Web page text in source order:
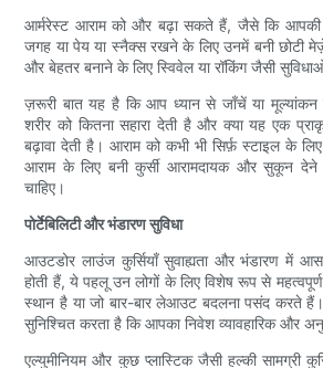
आर्मरेस्ट आराम को और बढ़ा सकते हैं, जैसे कि आपकी
जगह या पेय या स्नैक्स रखने के लिए उनमें बनी छोटी
और बेहतर बनाने के लिए स्विवेल या रॉकिंग जैसी
ज़रूरी बात यह है कि आप ध्यान से जाँचें या
शरीर को कितना सहारा देती है और क्या यह एक
बढ़ावा देती है। आराम को कभी भी सिर्फ़ स्टाइल के लिए
आराम के लिए बनी कुर्सी आरामदायक और सुकून देने
चाहिए।
पोर्टेबिलिटी और भंडारण सुविधा
आउटडोर लाउंज कुर्सियाँ सुवाह्यता और भंडारण में
होती हैं, ये पहलू उन लोगों के लिए विशेष रूप से
स्थान है या जो बार-बार लेआउट बदलना पसंद करते
सुनिश्चित करता है कि आपका निवेश व्यावहारिक और
एल्युमीनियम और कुछ प्लास्टिक जैसी हल्की सामग्री